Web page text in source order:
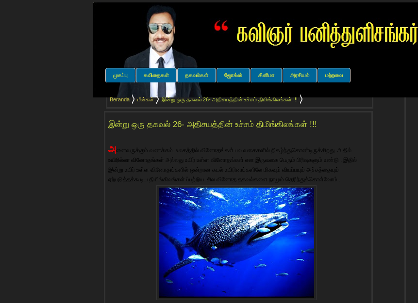
முகப்பு கவிதைகள் தகவல்கள் ஜோக்ஸ் சினிமா அரசியல் மற்றவை
Beranda மீன்கள் இன்று ஒரு தகவல் 26- அதிசயத்தின் உச்சம் திமிங்கிலங்கள் !!!
இன்று ஒரு தகவல் 26- அதிசயத்தின் உச்சம் திமிங்கிலங்கள் !!!
அனைவருக்கும் வணக்கம். உலகத்தில் வினோதங்கள் பல வகைகளில் நிகழ்ந்துகொண்டிருக்கிறது. அதில்
உயிரில்லா வினோதங்கள் அல்லது உயிர் உள்ள வினோதங்கள் என இருவகை பெரும் பிரிவுகளும் உண்டு . இதில்
இன்று உயிர் உள்ள வினோதங்களில் ஒன்றான கடல் உயிரினங்களிலே மிகவும் வியப்பயும் அச்சத்தையும்
ஏற்படுத்தக்கூடிய திமிங்கிலங்கள் ப்பற்றிய சில வினோத தகவல்களை நாமும் தெரிந்துக்கொள்வோம் .